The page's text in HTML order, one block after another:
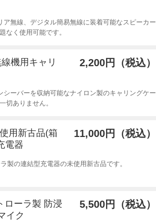
無線、デジタル簡易無線に装着可能なスピーカー
なく使用可能です。
機用キャリ
2,200円（税込）
ーバーを収納可能なナイロン製のキャリングケー
切ありません。
用新古品(箱
電器
11,000円（税込）
製の連結型充電器の未使用新古品です。
ローラ製 防浸
イク
5,500円（税込）